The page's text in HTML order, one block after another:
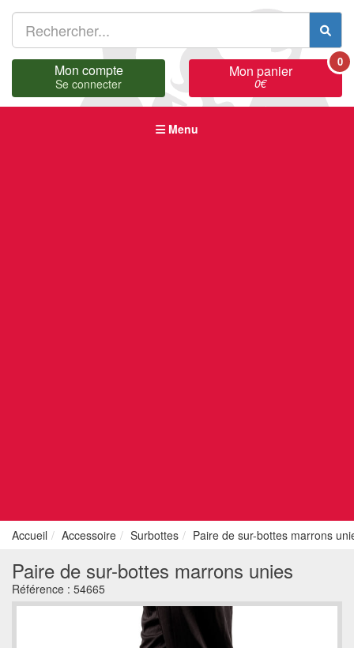
Mon compte
Se connecter
Mon panier
0€
0
Menu
Accueil Accessoire Surbottes Paire de sur-bottes marrons
Paire de sur-bottes marrons unies
Référence : 54665